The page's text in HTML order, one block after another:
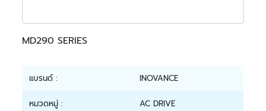
MD290 SERIES
แบรนด์ : INOVANCE
หมวดหมู่ : AC DRIVE